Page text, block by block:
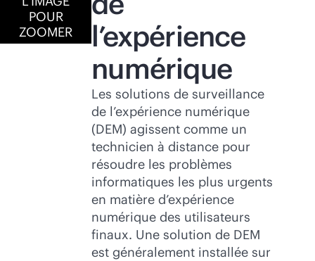
POUR
ZOOMER
l’expérience
numérique
Les solutions de surveillance
de l’expérience numérique
(DEM) agissent comme un
technicien à distance pour
résoudre les problèmes
informatiques les plus urgents
en matière d’expérience
numérique des utilisateurs
finaux. Une solution de DEM
est généralement installée sur